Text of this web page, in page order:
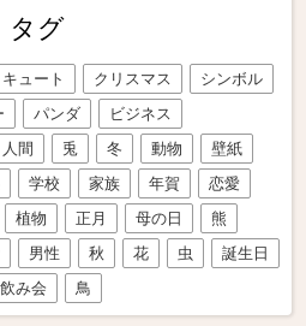
タグ
キュート クリスマス
シンボル
パンダ
ビジネス
人間 兎 冬 動物
壁紙
学校 家族 年賀
恋愛
植物 正月 母の日
熊
男性 秋 花 虫
誕生日
飲み会 鳥